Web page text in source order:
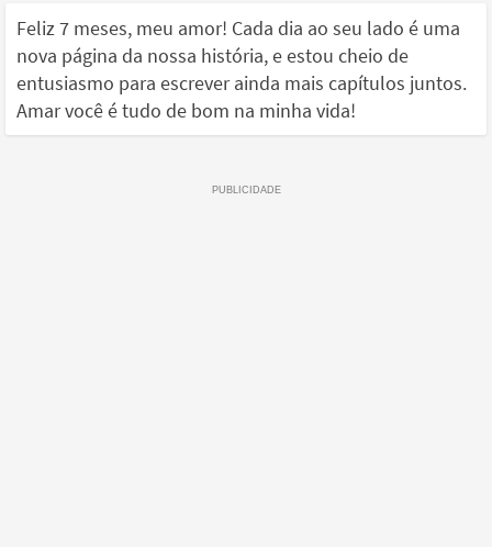
Feliz 7 meses, meu amor! Cada dia ao seu lado é uma
nova página da nossa história, e estou cheio de
entusiasmo para escrever ainda mais capítulos juntos.
Amar você é tudo de bom na minha vida!